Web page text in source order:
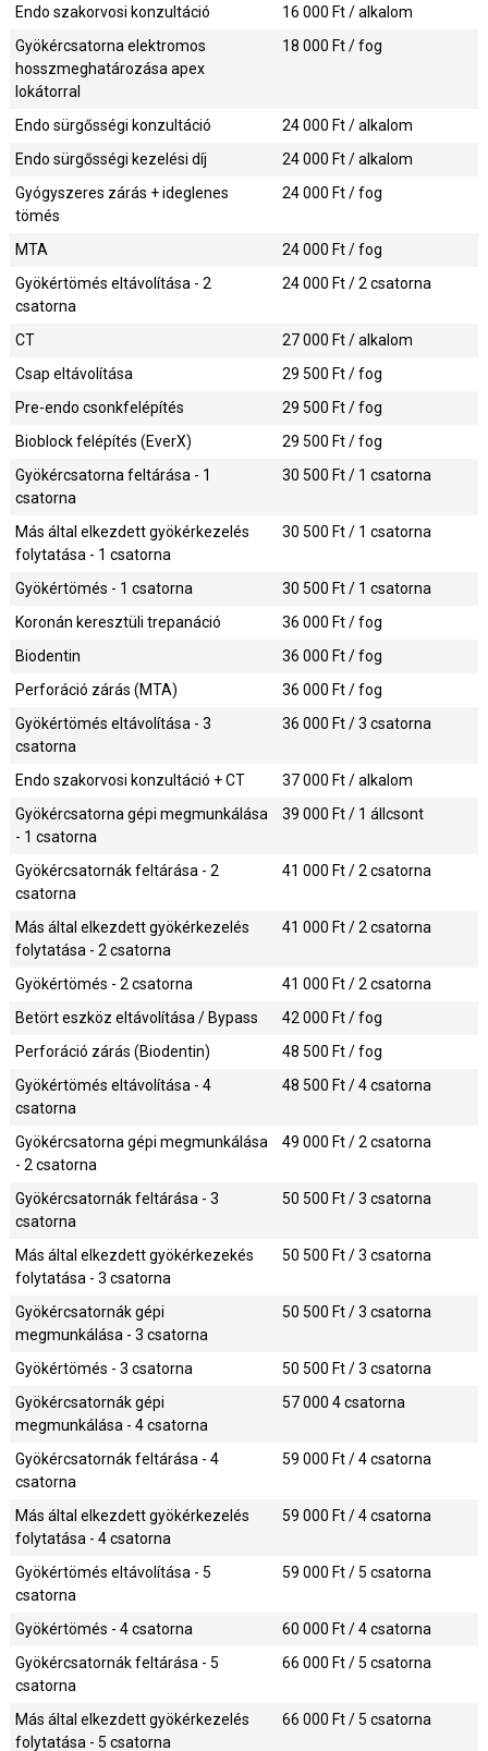
16 000Ft / alkalom
Endo szakorvosi konzultáció
18 000Ft / fog
Gyökércsatorna elektromos
hosszmeghatározása apex
lokátorral
24 000Ft / alkalom
Endo sürgősségi konzultáció
24 000Ft / alkalom
Endo sürgősségi kezelési díj
24 000Ft / fog
Gyógyszeres zárás + ideglenes
tömés
24 000Ft / fog
MTA
24 000Ft / 2 csatorna
Gyökértömés eltávolítása - 2
csatorna
27 000Ft / alkalom
CT
29 500Ft / fog
Csap eltávolítása
29 500Ft / fog
Pre-endo csonkfelépítés
29 500Ft / fog
Bioblock felépítés (EverX)
30 500Ft / 1 csatorna
Gyökércsatorna feltárása - 1
csatorna
30 500Ft / 1 csatorna
Más által elkezdett gyökérkezelés
folytatása - 1 csatorna
30 500Ft / 1 csatorna
Gyökértömés - 1 csatorna
36 000Ft / fog
Koronán keresztüli trepanáció
36 000Ft / fog
Biodentin
36 000Ft / fog
Perforáció zárás (MTA)
36 000Ft / 3 csatorna
Gyökértömés eltávolítása - 3
csatorna
37 000Ft / alkalom
Endo szakorvosi konzultáció + CT
39 000Ft / 1 állcsont
Gyökércsatorna gépi megmunkálása
- 1 csatorna
41 000Ft / 2 csatorna
Gyökércsatornák feltárása - 2
csatorna
41 000Ft / 2 csatorna
Más által elkezdett gyökérkezelés
folytatása - 2 csatorna
41 000Ft / 2 csatorna
Gyökértömés - 2 csatorna
42 000Ft / fog
Betört eszköz eltávolítása / Bypass
48 500Ft / fog
Perforáció zárás (Biodentin)
48 500Ft / 4 csatorna
Gyökértömés eltávolítása - 4
csatorna
49 000Ft / 2 csatorna
Gyökércsatorna gépi megmunkálása
- 2 csatorna
50 500Ft / 3 csatorna
Gyökércsatornák feltárása - 3
csatorna
50 500Ft / 3 csatorna
Más által elkezdett gyökérkezekés
folytatása - 3 csatorna
50 500Ft / 3 csatorna
Gyökércsatornák gépi
megmunkálása - 3 csatorna
50 500Ft / 3 csatorna
Gyökértömés - 3 csatorna
57 0004 csatorna
Gyökércsatornák gépi
megmunkálása - 4 csatorna
59 000Ft / 4 csatorna
Gyökércsatornák feltárása - 4
csatorna
59 000Ft / 4 csatorna
Más által elkezdett gyökérkezelés
folytatása - 4 csatorna
59 000Ft / 5 csatorna
Gyökértömés eltávolítása - 5
csatorna
60 000Ft / 4 csatorna
Gyökértömés - 4 csatorna
66 000Ft / 5 csatorna
Gyökércsatornák feltárása - 5
csatorna
66 000Ft / 5 csatorna
Más által elkezdett gyökérkezelés
folytatása - 5 csatorna